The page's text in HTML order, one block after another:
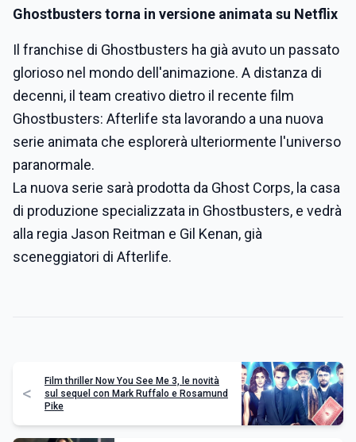
Ghostbusters torna in versione animata su Netflix
Il franchise di Ghostbusters ha già avuto un passato
glorioso nel mondo dell'animazione. A distanza di
decenni, il team creativo dietro il recente film
Ghostbusters: Afterlife sta lavorando a una nuova
serie animata che esplorerà ulteriormente l'universo
paranormale.
La nuova serie sarà prodotta da Ghost Corps, la casa
di produzione specializzata in Ghostbusters, e vedrà
alla regia Jason Reitman e Gil Kenan, già
sceneggiatori di Afterlife.
<
Film thriller Now You See Me 3, le novità
sul sequel con Mark Ruffalo e Rosamund
Pike